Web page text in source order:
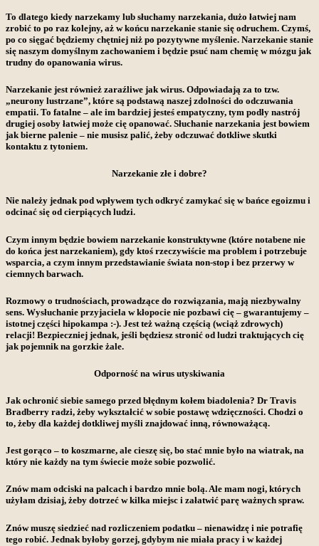
To dlatego kiedy narzekamy lub słuchamy narzekania, dużo łatwiej nam
zrobić to po raz kolejny, aż w końcu narzekanie stanie się odruchem. Czymś,
po co sięgać będziemy chętniej niż po pozytywne myślenie. Narzekanie stanie
się naszym domyślnym zachowaniem i będzie psuć nam chemię w mózgu jak
trudny do opanowania wirus.
Narzekanie jest również zaraźliwe jak wirus. Odpowiadają za to tzw.
„neurony lustrzane”, które są podstawą naszej zdolności do odczuwania
empatii. To fatalne – ale im bardziej jesteś empatyczny, tym podły nastrój
drugiej osoby łatwiej może cię opanować. Słuchanie narzekania jest bowiem
jak bierne palenie – nie musisz palić, żeby odczuwać dotkliwe skutki
kontaktu z tytoniem.
Narzekanie złe i dobre?
Nie należy jednak pod wpływem tych odkryć zamykać się w bańce egoizmu i
odcinać się od cierpiących ludzi.
Czym innym będzie bowiem narzekanie konstruktywne (które notabene nie
do końca jest narzekaniem), gdy ktoś rzeczywiście ma problem i potrzebuje
wsparcia, a czym innym przedstawianie świata non-stop i bez przerwy w
ciemnych barwach.
Rozmowy o trudnościach, prowadzące do rozwiązania, mają niezbywalny
sens. Wysłuchanie przyjaciela w kłopocie nie pozbawi cię – gwarantujemy –
istotnej części hipokampa :-). Jest też ważną częścią (wciąż zdrowych)
relacji! Bezpieczniej jednak, jeśli będziesz stronić od ludzi traktujących cię
jak pojemnik na gorzkie żale.
Odporność na wirus utyskiwania
Jak ochronić siebie samego przed błędnym kołem biadolenia? Dr Travis
Bradberry radzi, żeby wykształcić w sobie postawę wdzięczności. Chodzi o
to, żeby dla każdej dotkliwej myśli znajdować inną, równoważącą.
Jest gorąco – to koszmarne, ale cieszę się, bo stać mnie było na wiatrak, na
który nie każdy na tym świecie może sobie pozwolić.
Znów mam odciski na palcach i bardzo mnie bolą. Ale mam nogi, których
użyłam dzisiaj, żeby dotrzeć w kilka miejsc i załatwić parę ważnych spraw.
Znów muszę siedzieć nad rozliczeniem podatku – nienawidzę i nie potrafię
tego robić. Jednak byłoby gorzej, gdybym nie miała pracy i w każdej